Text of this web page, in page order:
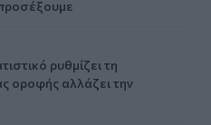
ρυθμίζει τη
οροφής αλλάζει την